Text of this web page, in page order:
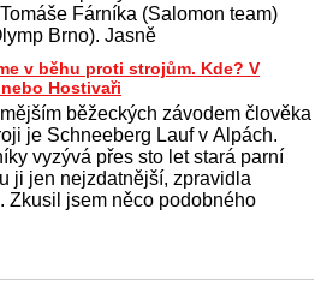
Fárníka (Salomon team)
Brno). Jasně
v běhu proti strojům. Kde? V
Hostivaři
běžeckých závodem člověka
je Schneeberg Lauf v Alpách.
vyzývá přes sto let stará parní
ji jen nejzdatnější, zpravidla
Zkusil jsem něco podobného